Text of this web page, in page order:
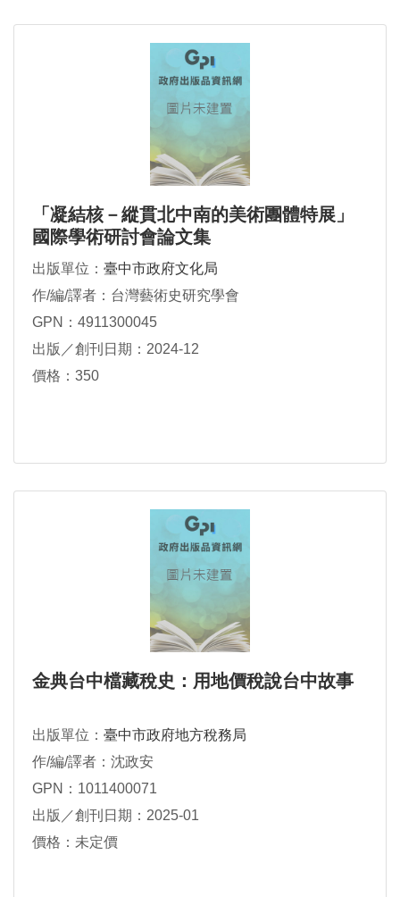
「凝結核－縱貫北中南的美術團體特展」
國際學術研討會論文集
出版單位： 臺中市政府文化局
作/編/譯者：台灣藝術史研究學會
GPN：4911300045
出版／創刊日期：2024-12
價格：350
金典台中檔藏稅史：用地價稅說台中故事
出版單位： 臺中市政府地方稅務局
作/編/譯者：沈政安
GPN：1011400071
出版／創刊日期：2025-01
價格：未定價